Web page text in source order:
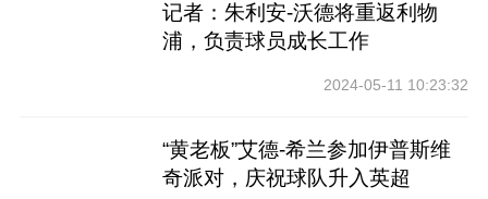
记者：朱利安-沃德将重返利物
浦，负责球员成长工作
2024-05-11 10:23:32
“黄老板”艾德-希兰参加伊普斯维
奇派对，庆祝球队升入英超